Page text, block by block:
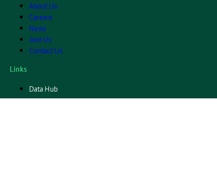
About Us
Careers
News
Join Us
Contact Us
Links
Data Hub